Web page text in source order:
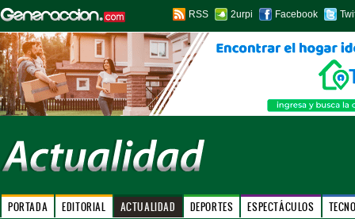
RSS 2urpi Facebook
PORTADA EDITORIAL ACTUALIDAD DEPORTES ESPECTÁCULOS